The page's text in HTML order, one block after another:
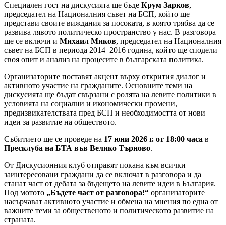
Специален гост на дискусията ще бъде Крум Зарков,
председател на Националния съвет на БСП, който ще
представи своите виждания за посоката, в която трябва да се
развива лявото политическо пространство у нас. В разговора
ще се включи и Михаил Миков, председател на Националния
съвет на БСП в периода 2014–2016 година, който ще сподели
своя опит и анализ на процесите в българската политика.
Организаторите поставят акцент върху открития диалог и
активното участие на гражданите. Основните теми на
дискусията ще бъдат свързани с ролята на левите политики в
условията на социални и икономически промени,
предизвикателствата пред БСП и необходимостта от нови
идеи за развитие на обществото.
Събитието ще се проведе на 17 юни 2026 г. от 18:00 часа в
Пресклуба на БТА във Велико Търново.
От Дискусионния клуб отправят покана към всички
заинтересовани граждани да се включат в разговора и да
станат част от дебата за бъдещето на левите идеи в България.
Под мотото „Бъдете част от разговора!“ организаторите
насърчават активното участие и обмена на мнения по една от
важните теми за общественото и политическото развитие на
страната.